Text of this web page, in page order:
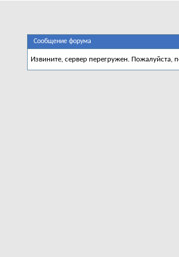
Сообщение форума
Извините, сервер перегружен. Пожалуйста,